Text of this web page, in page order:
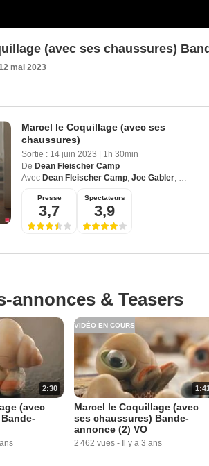
(avec ses chaussures)
12 mai 2023
Marcel le Coquillage (avec ses
chaussures)
Sortie : 14 juin 2023
1h 30min
De Dean Fleischer Camp
Avec Dean Fleischer Camp, Joe Gabler, Shari
Presse
3,7
Spectateurs
3,9
annonces & Teasers
2:30
(avec
VIDÉO EN COURS
Marcel le Coquillage (avec
ses chaussures) Bande-
annonce (2) VO
2 462 vues - Il y a 3 ans